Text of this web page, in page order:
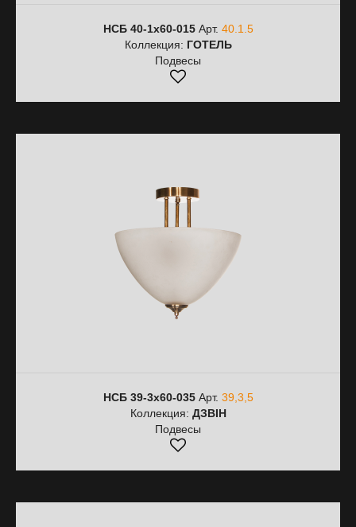
НСБ 40-1х60-015Арт. 40.1.5
Коллекция: ГОТЕЛЬ
Подвесы
НСБ 39-3х60-035Арт. 39,3,5
Коллекция: ДЗВІН
Подвесы